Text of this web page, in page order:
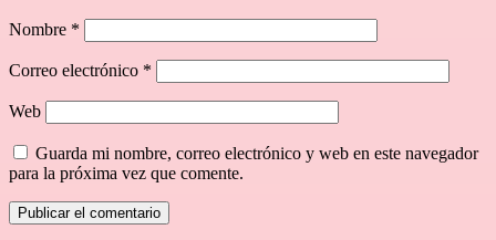
Nombre *
Correo electrónico *
Web
Guarda mi nombre, correo electrónico y web en este navegador
para la próxima vez que comente.